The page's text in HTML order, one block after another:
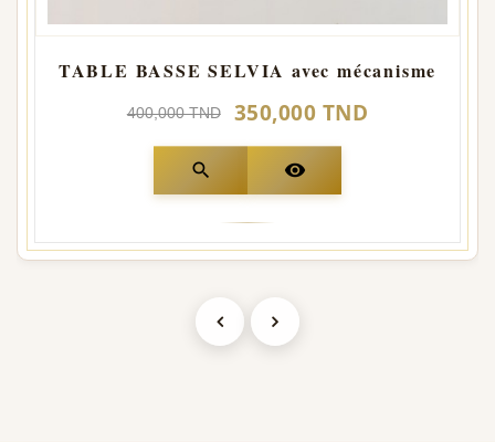
TABLE BASSE SELVIA avec mécanisme
400,000 TND 350,000 TND
search visibility